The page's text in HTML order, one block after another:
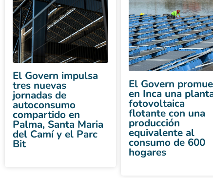
El Govern impulsa
tres nuevas
jornadas de
autoconsumo
compartido en
Palma, Santa Maria
del Camí y el Parc
Bit
El Govern
en Inca una
fotovoltaica
flotante con una
producción
equivalente al
consumo de 600
hogares